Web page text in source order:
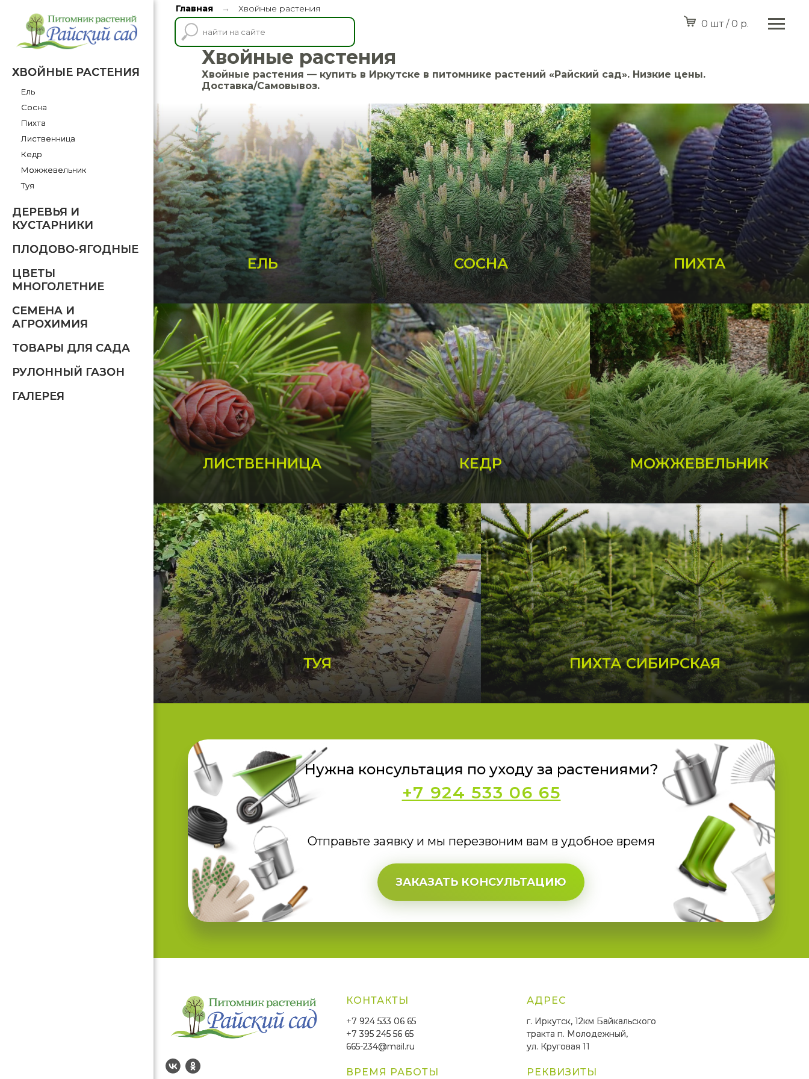
0 шт / 0 р.
Главная → Хвойные растения
ХВОЙНЫЕ РАСТЕНИЯ
Ель
Сосна
Пихта
Лиственница
Кедр
Можжевельник
Туя
ДЕРЕВЬЯ И
КУСТАРНИКИ
ПЛОДОВО-ЯГОДНЫЕ
ЦВЕТЫ
МНОГОЛЕТНИЕ
СЕМЕНА И
АГРОХИМИЯ
ТОВАРЫ ДЛЯ САДА
РУЛОННЫЙ ГАЗОН
ГАЛЕРЕЯ
Хвойные растения
Хвойные растения — купить в Иркутске в питомнике растений «Райский сад». Низкие цены.
Доставка/Самовывоз.
ЕЛЬ СОСНА ПИХТА
ЛИСТВЕННИЦА КЕДР МОЖЖЕВЕЛЬНИК
ТУЯ ПИХТА СИБИРСКАЯ
Нужна консультация по уходу за растениями?
+7 924 533 06 65
Отправьте заявку и мы перезвоним вам в удобное время
ЗАКАЗАТЬ КОНСУЛЬТАЦИЮ
КОНТАКТЫ
+7 924 533 06 65
+7 395 245 56 65
665-234@mail.ru
АДРЕС
г. Иркутск, 12км Байкальского
тракта п. Молодежный,
ул. Круговая 11
ВРЕМЯ РАБОТЫ РЕКВИЗИТЫ